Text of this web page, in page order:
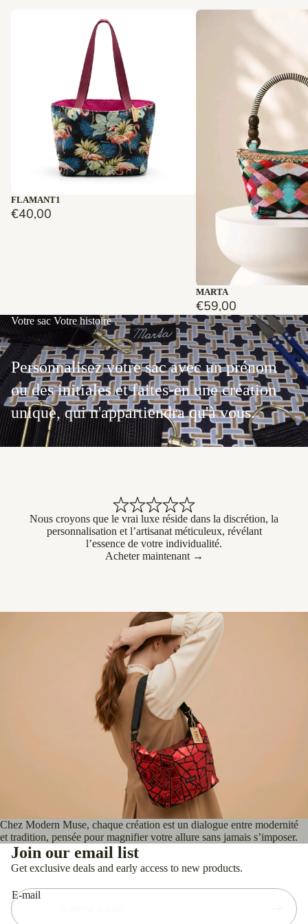
Épuisé
FLAMANT1
€40,00
Épuisé
MARTA
€59,00
Votre sac Votre histoire
Personnalisez votre sac avec un prénom
ou des initiales et faites-en une création
unique, qui n'appartiendra qu'à vous.
Nous croyons que le vrai luxe réside dans la discrétion, la
personnalisation et l’artisanat méticuleux, révélant
l’essence de votre individualité.
Acheter maintenant →
Chez Modern Muse, chaque création est un dialogue entre modernité
et tradition, pensée pour magnifier votre allure sans jamais s’imposer.
Join our email list
Get exclusive deals and early access to new products.
E-mail
Politique de confidentialité
Politique de remboursement
Mentions légales